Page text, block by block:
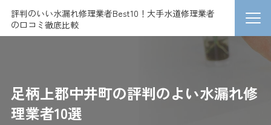
評判のいい水漏れ修理業者Best10！大手水道修理業者
の口コミ徹底比較
足柄上郡中井町の評判のよい水漏れ修
理業者10選